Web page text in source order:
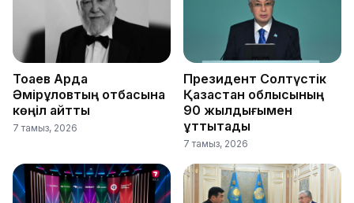
Тоқаев Ардақ
Әмірқұловтың отбасына
көңіл айтты
7 тамыз, 2026
Президент Солтүстік
Қазақстан облысының
90 жылдығымен
құттықтады
7 тамыз, 2026